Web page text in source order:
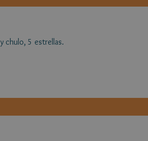
chulo, 5 estrellas.